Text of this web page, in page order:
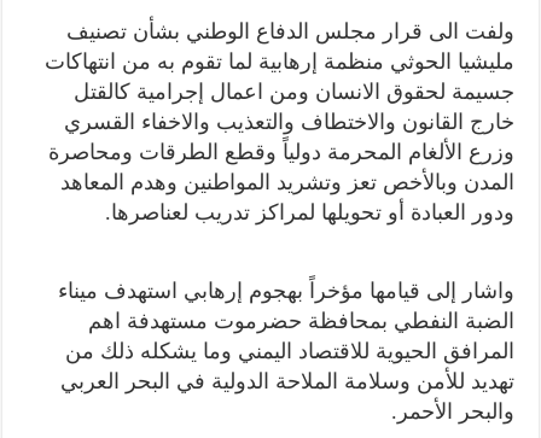
ولفت الى قرار مجلس الدفاع الوطني بشأن تصنيف
مليشيا الحوثي منظمة إرهابية لما تقوم به من انتهاكات
جسيمة لحقوق الانسان ومن اعمال إجرامية كالقتل
خارج القانون والاختطاف والتعذيب والاخفاء القسري
وزرع الألغام المحرمة دولياً وقطع الطرقات ومحاصرة
المدن وبالأخص تعز وتشريد المواطنين وهدم المعاهد
ودور العبادة أو تحويلها لمراكز تدريب لعناصرها.
واشار إلى قيامها مؤخراً بهجوم إرهابي استهدف ميناء
الضبة النفطي بمحافظة حضرموت مستهدفة اهم
المرافق الحيوية للاقتصاد اليمني وما يشكله ذلك من
تهديد للأمن وسلامة الملاحة الدولية في البحر العربي
والبحر الأحمر.